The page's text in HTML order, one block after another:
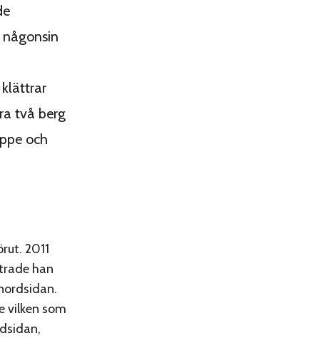
klättrar
två berg
och
2011
han
vilken som